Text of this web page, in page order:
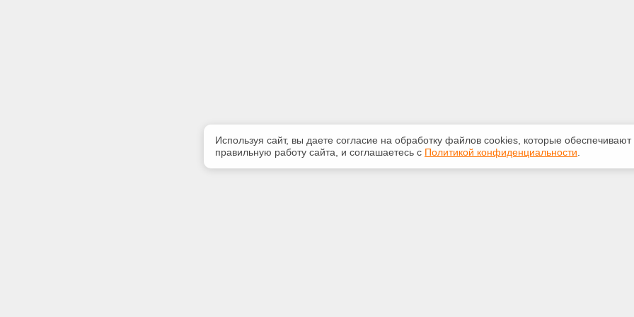
Используя сайт, вы даете согласие на обработку файлов сооkiеs, которые обеспечивают
правильную работу сайта, и соглашаетесь с Политикой конфиденциальности